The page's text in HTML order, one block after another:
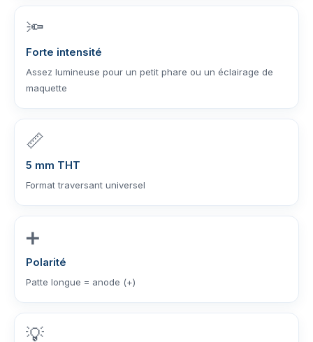
🔦
Forte intensité
Assez lumineuse pour un petit phare ou un éclairage de
maquette
📏
5 mm THT
Format traversant universel
➕
Polarité
Patte longue = anode (+)
💡